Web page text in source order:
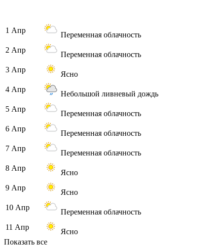
1 Апр
Переменная облачность
2 Апр
Переменная облачность
3 Апр
Ясно
4 Апр
Небольшой ливневый дождь
5 Апр
Переменная облачность
6 Апр
Переменная облачность
7 Апр
Переменная облачность
8 Апр
Ясно
9 Апр
Ясно
10 Апр
Переменная облачность
11 Апр
Ясно
Показать все